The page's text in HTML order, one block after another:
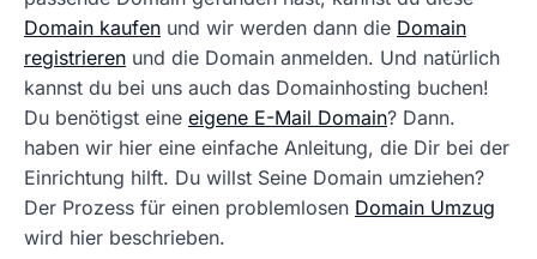
Domain kaufen und wir werden dann die Domain
registrieren und die Domain anmelden. Und natürlich
kannst du bei uns auch das Domainhosting buchen!
Du benötigst eine eigene E-Mail Domain? Dann.
haben wir hier eine einfache Anleitung, die Dir bei der
Einrichtung hilft. Du willst Seine Domain umziehen?
Der Prozess für einen problemlosen Domain Umzug
wird hier beschrieben.